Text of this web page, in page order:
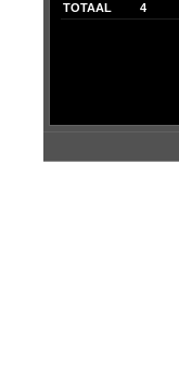
TOTAAL
4